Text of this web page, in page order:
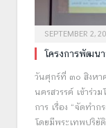
SEPTEMBER 2,
โครงการพัฒน
วันศุกร์ที่ ๓๐ สิงหา
นครสวรรค์ เข้าร่ว
การ เรื่อง “จัดทำ
โดยมีพระเทพปริยั